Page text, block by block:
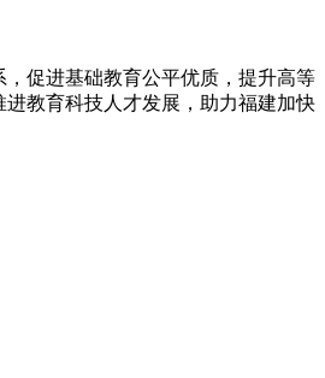
促进基础教育公平优质，提升高等
教育科技人才发展，助力福建加快